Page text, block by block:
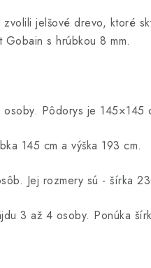
jelšové drevo, ktoré
Gobain s hrúbkou 8 mm.
Pôdorys je 145×145
145 cm a výška 193 cm.
Jej rozmery sú - šírka
3 až 4 osoby. Ponúka